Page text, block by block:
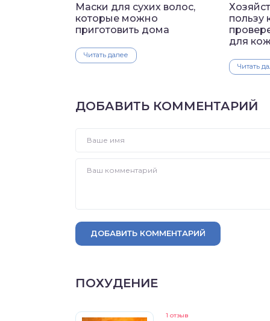
Маски для сухих волос,
которые можно
приготовить дома
Читать далее
пользу
для
Читать
ДОБАВИТЬ КОММЕНТАРИЙ
ДОБАВИТЬ КОММЕНТАРИЙ
ПОХУДЕНИЕ
1 отзыв